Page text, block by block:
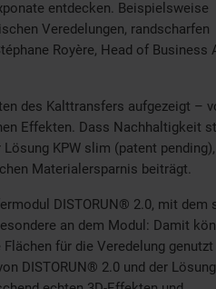
entdecken. Beispielsweise
Veredelungen, randscharfen
Royère, Head of Business
des Kalttransfers aufgezeigt –
Effekten. Dass Nachhaltigkeit
KPW slim (patent
Materialersparnis beiträgt.
DISTORUN® 2.0, mit dem
an dem Modul: Damit
für die Veredelung genutzt
DISTORUN® 2.0 und der Lösung